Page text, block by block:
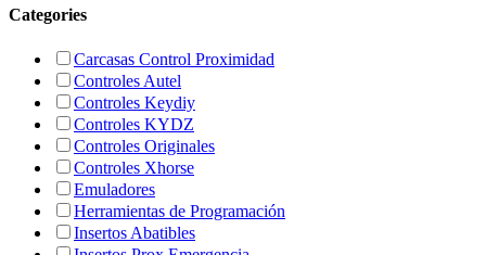
Categories
Carcasas Control Proximidad
Controles Autel
Controles Keydiy
Controles KYDZ
Controles Originales
Controles Xhorse
Emuladores
Herramientas de Programación
Insertos Abatibles